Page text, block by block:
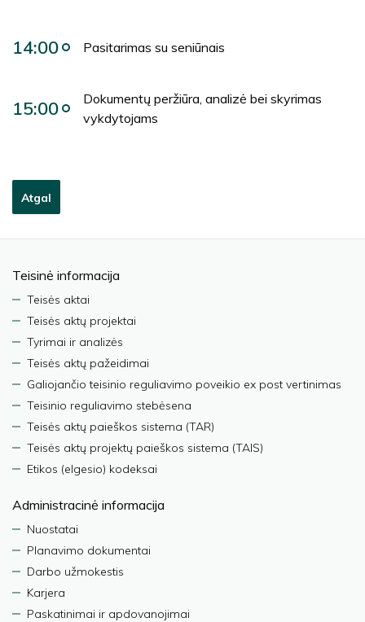
14:00 Pasitarimas su seniūnais
15:00
Dokumentų peržiūra, analizė bei skyrimas
vykdytojams
Atgal
Teisinė informacija
Teisės aktai
Teisės aktų projektai
Tyrimai ir analizės
Teisės aktų pažeidimai
Galiojančio teisinio reguliavimo poveikio ex post vertinimas
Teisinio reguliavimo stebėsena
Teisės aktų paieškos sistema (TAR)
Teisės aktų projektų paieškos sistema (TAIS)
Etikos (elgesio) kodeksai
Administracinė informacija
Nuostatai
Planavimo dokumentai
Darbo užmokestis
Karjera
Paskatinimai ir apdovanojimai